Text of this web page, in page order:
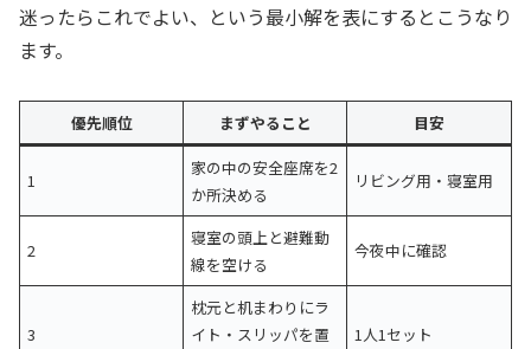
迷ったらこれでよい、という最小解を表にするとこうなり
ます。
優先順位 まずやること 目安
1
家の中の安全座席を2
か所決める
リビング用・寝室用
2
寝室の頭上と避難動
線を空ける
今夜中に確認
3
枕元と机まわりにラ
イト・スリッパを置
1人1セット